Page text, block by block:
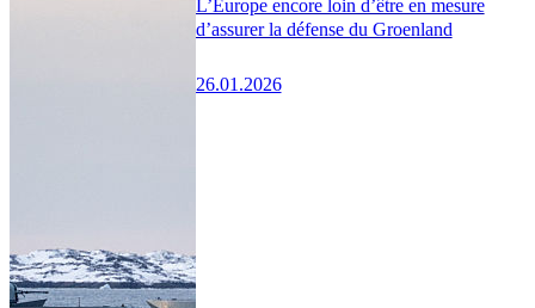
L’Europe encore loin d’être en mesure
d’assurer la défense du Groenland
26.01.2026